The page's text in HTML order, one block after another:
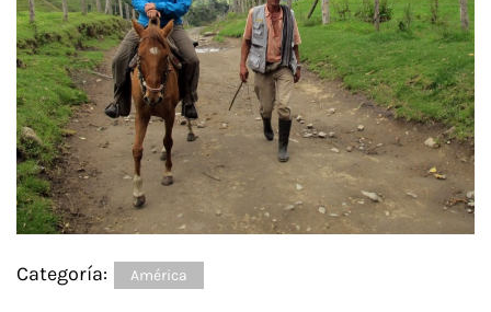
Categoría: América